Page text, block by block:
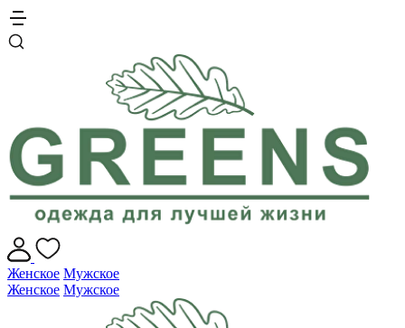
Женское Мужское
Женское Мужское